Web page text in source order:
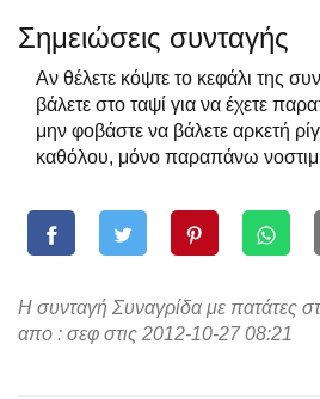
Σημειώσεις συνταγής
Αν θέλετε κόψτε το κεφάλι της
βάλετε στο ταψί για να έχετε
μην φοβάστε να βάλετε αρκετή
καθόλου, μόνο παραπάνω
Η συνταγή Συναγρίδα με πατάτες
απο : σεφ στις 2012-10-27 08:21